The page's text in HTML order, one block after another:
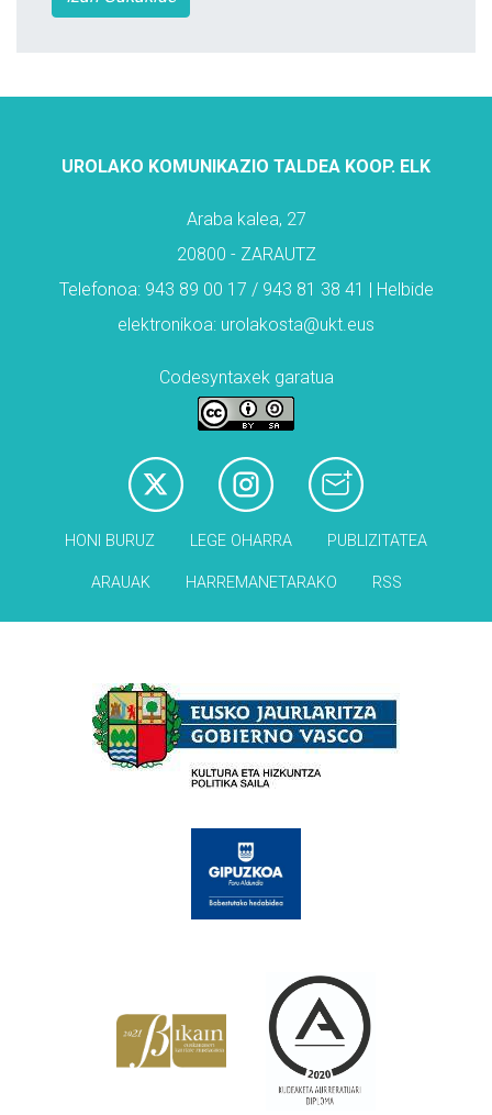
UROLAKO KOMUNIKAZIO TALDEA KOOP. ELK
Araba kalea, 27
20800 - ZARAUTZ
Telefonoa: 943 89 00 17 / 943 81 38 41 | Helbide
elektronikoa: urolakosta@ukt.eus
Codesyntaxek garatua
HONI BURUZ LEGE OHARRA PUBLIZITATEA
ARAUAK HARREMANETARAKO RSS